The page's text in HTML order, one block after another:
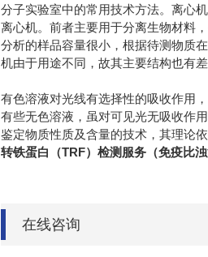
分子实验室中的常用技术方法。离心
离心机。前者主要用于分离生物材料
分析的样品容量很小，根据待测物质
机由于用途不同，故其主要结构也有差
有色溶液对光线有选择性的吸收作用
有些无色溶液，虽对可见光无吸收作
鉴定物质性质及含量的技术，其理论
转铁蛋白（TRF）检测服务（免疫比浊
在线咨询